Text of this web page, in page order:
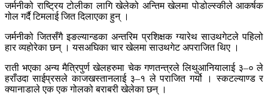
जर्मनीको राष्ट्रिय टोलीका लागि खेलेको अन्तिम खेलमा पोडोल्स्कीले आकर्षक
गोल गर्दै टिमलाई जित दिलाएका हुन् ।
जर्मनीको जितसँगै इङल्यान्डका अन्तरिम प्रशिक्षक ग्यारेथ साउथगेटले पहिलो
हार व्यहोरेका छन् । यसअघिका चार खेलमा साउथगेट अपराजित थिए ।
राती भएका अन्य मैत्रिपुर्ण खेलहरुमा चेक गणतन्त्रले लिथुआनियालाई ३–० ले
हराँउदा साईप्रसले काजखस्तानलाई ३–१ ले पराजित गर्यो । स्कटल्याण्ड र
क्यानाडाले एक एक गोलको बराबरी खेलेका छन् ।